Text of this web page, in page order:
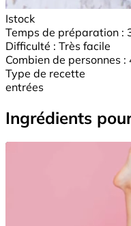
Istock
Temps de préparation :
Difficulté : Très facile
Combien de personnes :
Type de recette
entrées
Ingrédients